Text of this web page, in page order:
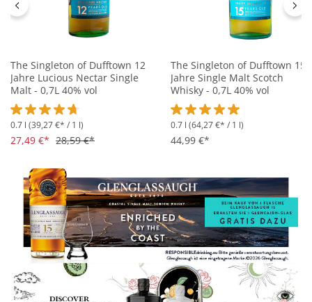
The Singleton of Dufftown 12
Jahre Lucious Nectar Single
Malt - 0,7L 40% vol
Durchschnittliche Bewertung von 4.8 von 5 Sternen
0.7 l (39,27 €* / 1 l)
27,49 €* 28,59 €*
The Singleton of Dufftown 15
Jahre Single Malt Scotch
Whisky - 0,7L 40% vol
Durchschnittliche
0.7 l (64,27 €* / 1 l)
44,99 €*